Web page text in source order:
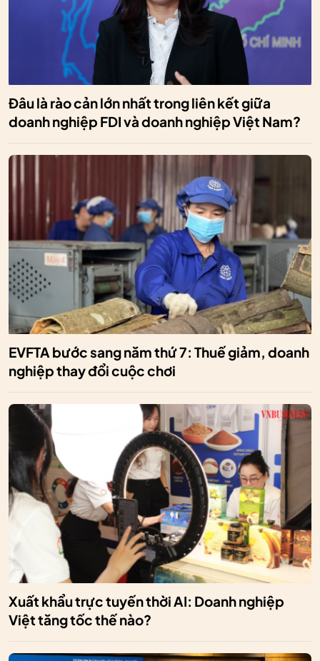
Đâu là rào cản lớn nhất trong liên kết giữa
doanh nghiệp FDI và doanh nghiệp Việt Nam?
EVFTA bước sang năm thứ 7: Thuế giảm, doanh
nghiệp thay đổi cuộc chơi
Xuất khẩu trực tuyến thời AI: Doanh nghiệp
Việt tăng tốc thế nào?